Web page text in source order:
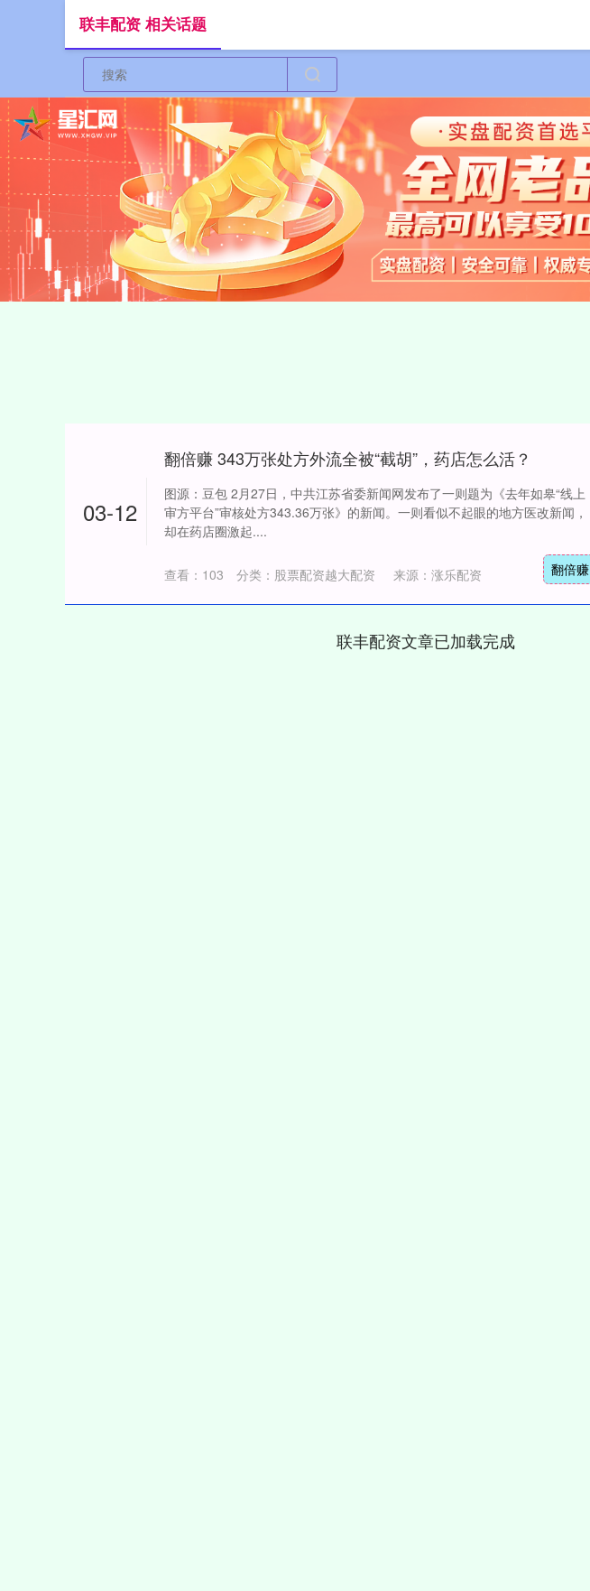
联丰配资 相关话题
03-12
翻倍赚 343万张处方外流全被“截胡”，药店怎么活？
图源：豆包 2月27日，中共江苏省委新闻网发布了一则题为《去年如皋“线上
审方平台”审核处方343.36万张》的新闻。一则看似不起眼的地方医改新闻，
却在药店圈激起....
翻倍赚
来源：涨乐配资
查看： 103 分类： 股票配资越大配资
联丰配资文章已加载完成